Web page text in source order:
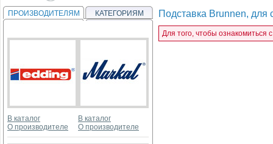
ПРОИЗВОДИТЕЛЯМ КАТЕГОРИЯМ
В каталог
О производителе
В каталог
О производителе
Подставка Brunnen, для
Для того, чтобы ознакомиться